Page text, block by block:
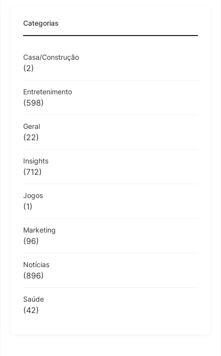
Categorias
Casa/Construção
(2)
Entretenimento
(598)
Geral
(22)
Insights
(712)
Jogos
(1)
Marketing
(96)
Notícias
(896)
Saúde
(42)